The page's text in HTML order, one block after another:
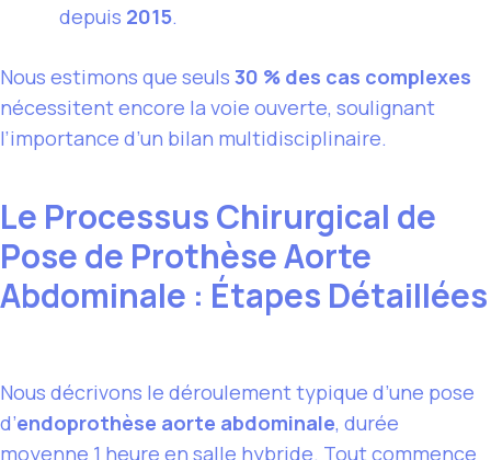
depuis 2015.
Nous estimons que seuls 30 % des cas complexes
nécessitent encore la voie ouverte, soulignant
l’importance d’un bilan multidisciplinaire.
Le Processus Chirurgical de
Pose de Prothèse Aorte
Abdominale : Étapes Détaillées
Nous décrivons le déroulement typique d’une pose
d’endoprothèse aorte abdominale, durée
moyenne 1 heure en salle hybride. Tout commence